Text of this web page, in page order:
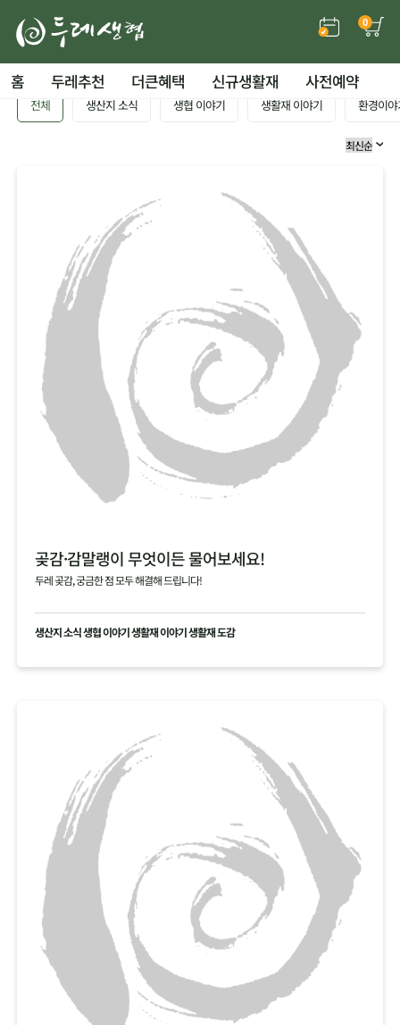
0
홈 두레추천 더큰혜택 신규생활재 사전예약
전체 생산지 소식 생협 이야기 생활재 이야기 환경이
곶감·감말랭이 무엇이든 물어보세요!
두레 곶감, 궁금한 점 모두 해결해 드립니다!
생산지 소식 생협 이야기 생활재 이야기 생활재 도감